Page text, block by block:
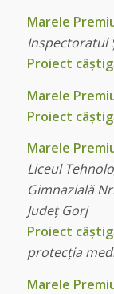
Marele
Inspectoratul
Proiect
Marele
Proiect
Marele
Liceul
Gimnazială
Județ Gorj
Proiect
protecția
Marele